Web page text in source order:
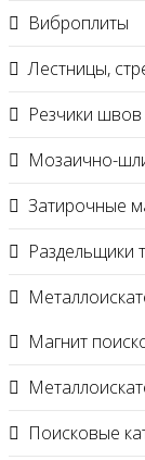
Виброплиты
Лестницы,
Резчики швов
Мозаично-
Затирочные
Раздельщики
Магнит
Поисковые